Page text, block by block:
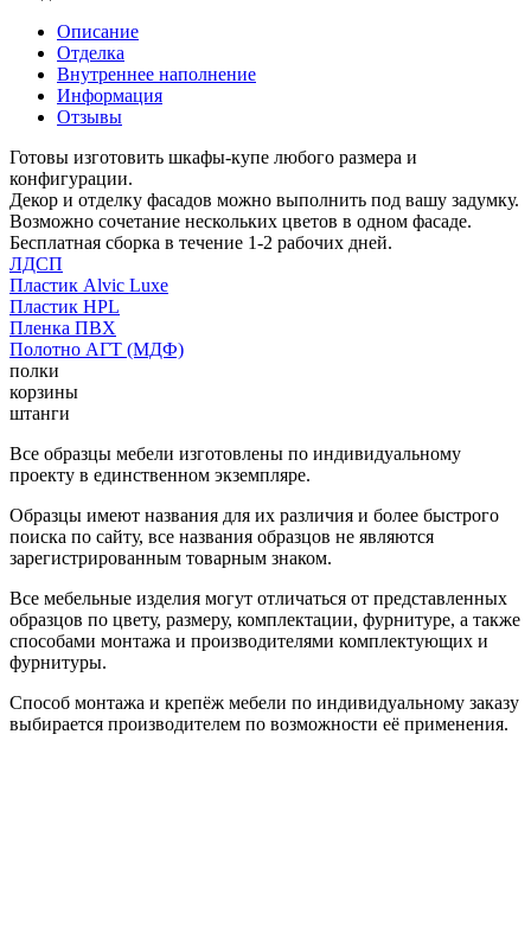
Описание
Отделка
Внутреннее наполнение
Информация
Отзывы
Готовы изготовить шкафы-купе любого размера и
конфигурации.
Декор и отделку фасадов можно выполнить под вашу задумку.
Возможно сочетание нескольких цветов в одном фасаде.
Бесплатная сборка в течение 1-2 рабочих дней.
ЛДСП
Пластик Alvic Luxe
Пластик HPL
Пленка ПВХ
Полотно АГТ (МДФ)
полки
корзины
штанги
Все образцы мебели изготовлены по индивидуальному
проекту в единственном экземпляре.
Образцы имеют названия для их различия и более быстрого
поиска по сайту, все названия образцов не являются
зарегистрированным товарным знаком.
Все мебельные изделия могут отличаться от представленных
образцов по цвету, размеру, комплектации, фурнитуре, а также
способами монтажа и производителями комплектующих и
фурнитуры.
Способ монтажа и крепёж мебели по индивидуальному заказу
выбирается производителем по возможности её применения.